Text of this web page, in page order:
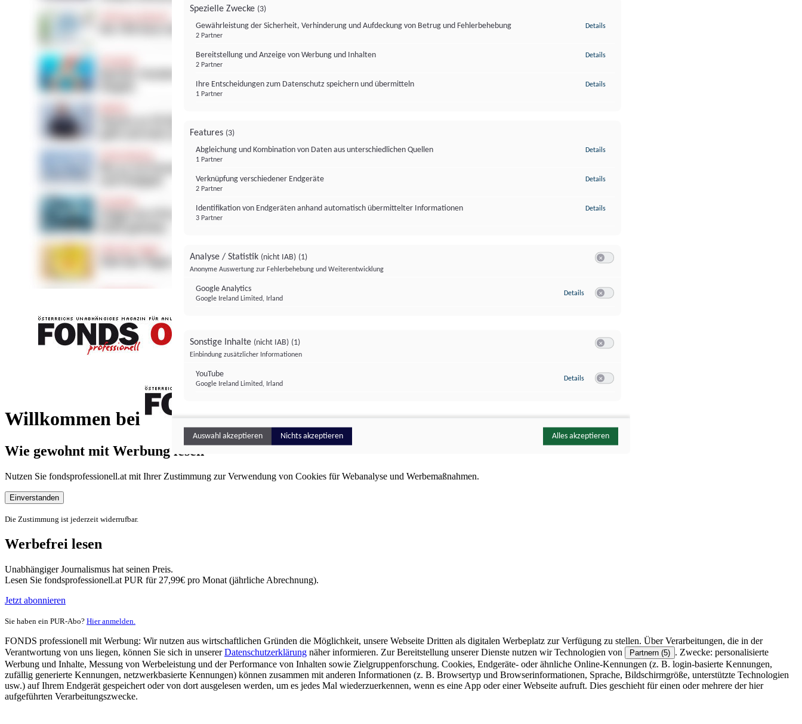
Willkommen bei
FONDS professionell
Wie gewohnt mit Werbung lesen
Nutzen Sie fondsprofessionell.at mit Ihrer Zustimmung zur Verwendung von Cookies für Webanalyse und Werbemaßnahmen.
Einverstanden
Die Zustimmung ist jederzeit widerrufbar.
Werbefrei lesen
Unabhängiger Journalismus hat seinen Preis.
Lesen Sie fondsprofessionell.at PUR für 27,99€ pro Monat (jährliche Abrechnung).
Jetzt abonnieren
Sie haben ein PUR-Abo? Hier anmelden.
FONDS professionell mit Werbung: Wir nutzen aus wirtschaftlichen Gründen die Möglichkeit, unsere Webseite Dritten als digitalen Werbeplatz zur Verfügung zu stellen. Über Verarbeitungen, die in der
Verantwortung von uns liegen, können Sie sich in unsererDatenschutzerklärung näher informieren. Zur Bereitstellung unserer Dienste nutzen wir Technologien von Partnern (5) . Zwecke: personalisierte
Werbung und Inhalte, Messung von Werbeleistung und der Performance von Inhalten sowie Zielgruppenforschung. Cookies, Endgeräte- oder ähnliche Online-Kennungen (z. B. login-basierte Kennungen,
zufällig generierte Kennungen, netzwerkbasierte Kennungen) können zusammen mit anderen Informationen (z. B. Browsertyp und Browserinformationen, Sprache, Bildschirmgröße, unterstützte Technologien
usw.) auf Ihrem Endgerät gespeichert oder von dort ausgelesen werden, um es jedes Mal wiederzuerkennen, wenn es eine App oder einer Webseite aufruft. Dies geschieht für einen oder mehrere der hier
aufgeführten Verarbeitungszwecke.
Spezielle Zwecke (3)
Gewährleistung der Sicherheit, Verhinderung und Aufdeckung von Betrug und Fehlerbehebung
2 Partner
Details
Bereitstellung und Anzeige von Werbung und Inhalten
2 Partner
Details
Ihre Entscheidungen zum Datenschutz speichern und übermitteln
1 Partner
Details
Features (3)
Abgleichung und Kombination von Daten aus unterschiedlichen Quellen
1 Partner
Details
Verknüpfung verschiedener Endgeräte
2 Partner
Details
Identifikation von Endgeräten anhand automatisch übermittelter Informationen
3 Partner
Details
Analyse / Statistik (nicht IAB) (1)
Anonyme Auswertung zur Fehlerbehebung und Weiterentwicklung
Google Analytics
Google Ireland Limited, Irland
Details zu Google Analytics
Sonstige Inhalte (nicht IAB) (1)
Einbindung zusätzlicher Informationen
YouTube
Google Ireland Limited, Irland
Details zu YouTube
Auswahl akzeptieren Nichts akzeptieren Alles akzeptieren